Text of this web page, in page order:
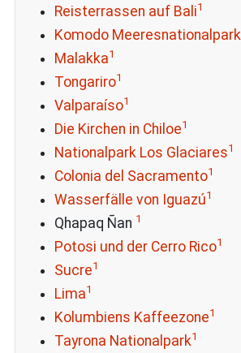
Reisterrassen auf Bali1
Komodo Meeresnationalpark
Malakka1
Tongariro1
Valparaíso1
Die Kirchen in Chiloe1
Nationalpark Los Glaciares1
Colonia del Sacramento1
Wasserfälle von Iguazú1
Qhapaq Ñan 1
Potosi und der Cerro Rico1
Sucre1
Lima1
Kolumbiens Kaffeezone1
Tayrona Nationalpark1